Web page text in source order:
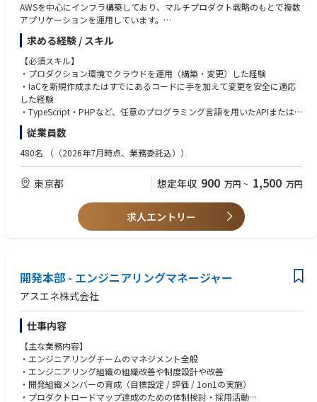
・品質管理・テスト支援
・移行・運用立上げ支援
・会議体運営・調整
・発注者・ベンダー間の調整・合意形成のファシリテーション
● 提案中心型
・調達仕様書対応支援
・構想策定・案件企画
・案件立上げ支援
【アバナードで働くことの魅力】
・マイクロソフトテクノロジーを活用したソリューションを展開するリー
ディングカンパニーで働くこと
・19度目のマイクロソフト グローバル SI パートナー アワードを受賞（20
24年）
・充実したトレーニングプログラム（年間80時間以上、認定資格取得への
・テクノロジーやスキル向上のための豊富なグローバルリソースの活用
＊＊
アバナードには、あなたがお持ちの優れた知見を遺憾なく発揮できる環境
だけではなく、先進的な技術を活用した新たな経験やテクノロジーに対す
る強い情熱を満たすことができるトレーニングプログラムなど、プロフェ
ッショナルとしての更なる成長を遂げることができる数多くの機会が存在
します。
アバナードは、インクルージョン＆ダイバーシティ（I&D）の文化の醸成
に力を注ぎ、この多様性を通じて、革新性や創造性を培い、クライアント
AWSを中心にインフラ構築しており、マルチプロダクト戦略のもとで複数
アプリケーションを運用しています。
アジャイル開発を進めるアプリケーション開発チームとの協力を交えて、
インフラ関連の対応を進めます。
【具体的な業務】
・プロダクト開発に伴う、インフラ要件定義～設計開発
・ビルドデプロイ基盤の設計構築・改善
・プロダクトの維持メンテナンス「モニタリング設計・運用、ソフトウェ
アアップデート、セキュリティFIXなど」
・ビジネススケールに合わせたアップデートの検討提案「モニタリング改
善、コンテナ＆DBチューニング、セキュリティ向上、構成管理IaC改善な
・インフラコスト・運用コストの管理および最適化
【開発チームについて】
・NotionによるKanban運用
【利用技術】
・インフラプラットフォーム: Amazon Web Services
・データベース: PostgreSQL
・ソースコード管理: GitHub
・CI/CD: GitHub Actions
・チャット: Slack
・タスク管理：Notion
求める経験 / スキル
【必須スキル】
・プロダクション環境でクラウドを運用（構築・変更）した経験
・IaCを新規作成またはすでにあるコードに手を加えて変更を安全に適応
した経験
・TypeScript・PHPなど、任意のプログラミング言語を用いたAPIまたはW
ebアプリケーションの開発・運用した経験
・RDBMSもしくはNoSQLでのデータモデル設計、運用した経験
・複数人でのプロダクト開発した経験
【歓迎スキル】
・アプリケーションパフォーマンスの計測と可視化
・データベースの運用経験（パフォーマンスチューニングやクエリ最適化
・アラート対応やバージョンアップ等に対する改善活動
善に向けて取り組める方
・新規システム開発・改修・運用・業務自動化等の技術的な挑戦に主体的
に没頭、オーナーシップをもって取り組むことができるエンジニアの方
・AIやブロックチェーン等最新技術を積極的に学習して顧客オリエンテッ
ドなサービス構築に向け社内外のシステムに実装させたい方
・Mission「次世代によりよい世界を」に共感し、主体的かつ自由に企業カ
ルチャーをゼロから一緒に創りあげていきたい方
従業員数
480名 （（2026年7月時点、業務委託込））
東京都 想定年収 900 万円 ~ 1,500 万円
求人エントリー
開発本部 - エンジニアリングマネージャー
アスエネ株式会社
仕事内容
【主な業務内容】
・エンジニアリングチームのマネジメント全般
・エンジニアリング組織の組織改善や制度設計や改善
・開発組織メンバーの育成（目標設定 / 評価 / 1on1の実施）
・プロダクトロードマップ達成のための体制検討・採用活動